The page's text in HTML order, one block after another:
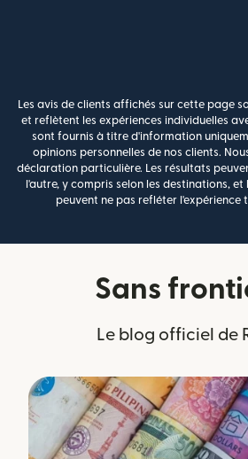
Les avis de clients affichés sur cette page
et reflètent les expériences individuelles
sont fournis à titre d'information
opinions personnelles de nos clients.
déclaration particulière. Les résultats
l'autre, y compris selon les destinations,
peuvent ne pas refléter l'expérience
Sans
Le blog officiel de